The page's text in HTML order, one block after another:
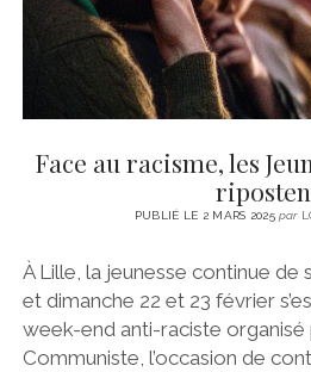
Face au racisme, les
PUBLIÉ LE 2 MARS 2025par
À Lille, la jeunesse continue de
et dimanche 22 et 23 février
week-end anti-raciste organisé
Communiste, l’occasion de